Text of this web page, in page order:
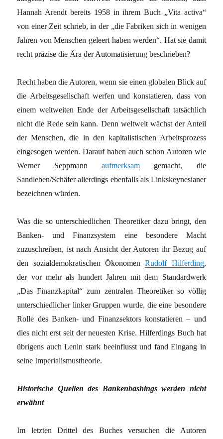
Hannah Arendt bereits 1958 in ihrem Buch „Vita activa“
von einer Zeit schrieb, in der „die Fabriken sich in wenigen
Jahren von Menschen geleert haben werden“. Hat sie damit
recht präzise die Ära der Automatisierung beschrieben?
Recht haben die Autoren, wenn sie einen globalen Blick auf
die Arbeitsgesellschaft werfen und konstatieren, dass von
einem weltweiten Ende der Arbeitsgesellschaft tatsächlich
nicht die Rede sein kann. Denn weltweit wächst der Anteil
der Menschen, die in den kapitalistischen Arbeitsprozess
eingesogen werden. Darauf haben auch schon Autoren wie
Werner Seppmann aufmerksam gemacht, die
Sandleben/Schäfer allerdings ebenfalls als Linkskeynesianer
bezeichnen würden.
Was die so unterschiedlichen Theoretiker dazu bringt, den
Banken- und Finanzsystem eine besondere Macht
zuzuschreiben, ist nach Ansicht der Autoren ihr Bezug auf
den sozialdemokratischen ÖkonomenRudolf Hilferding,
der vor mehr als hundert Jahren mit dem Standardwerk
„Das Finanzkapital“ zum zentralen Theoretiker so völlig
unterschiedlicher linker Gruppen wurde, die eine besondere
Rolle des Banken- und Finanzsektors konstatieren – und
dies nicht erst seit der neuesten Krise. Hilferdings Buch hat
übrigens auch Lenin stark beeinflusst und fand Eingang in
seine Imperialismustheorie.
Historische Quellen des Bankenbashings werden nicht
erwähnt
Im letzten Drittel des Buches versuchen die Autoren